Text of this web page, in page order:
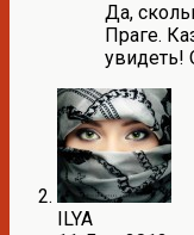
Да,
Праге.
увидеть!
ILYA